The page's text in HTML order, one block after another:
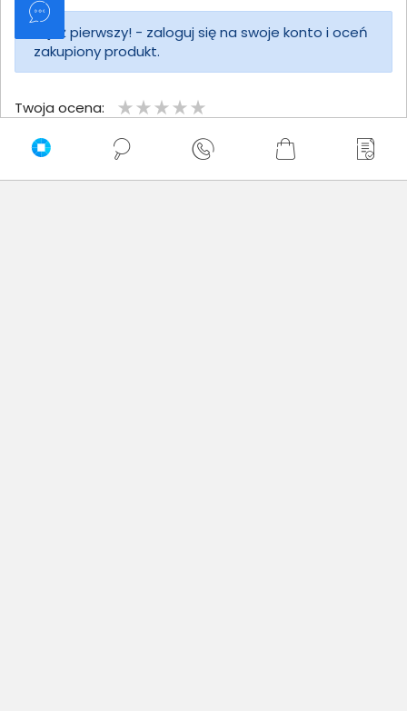
Bądź pierwszy! - zaloguj się na swoje konto i oceń
zakupiony produkt.
Twoja ocena:
Twoje imię